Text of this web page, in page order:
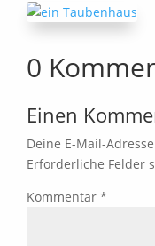
0
Einen
Deine E-Mail-
Erforderliche Felder
Kommentar *